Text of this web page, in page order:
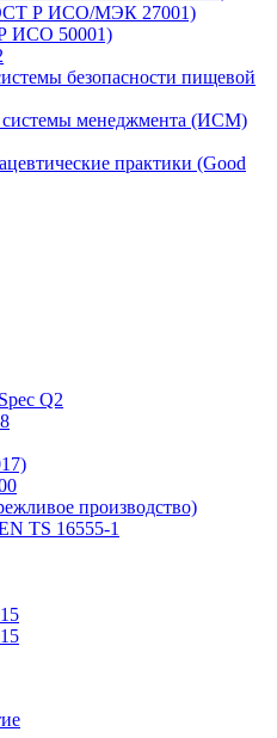
Р ИСО/МЭК 27001)
ИСО 50001)
безопасности пищевой
системы менеджмента (ИСМ)
практики (Good
Q2
производство)
TS 16555-1